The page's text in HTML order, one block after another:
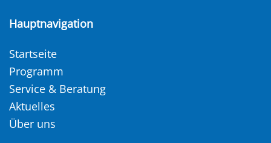
Hauptnavigation
Startseite
Programm
Service & Beratung
Aktuelles
Über uns